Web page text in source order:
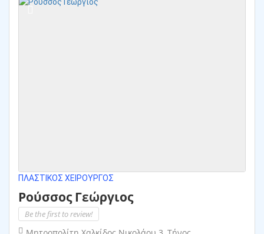
ΠΛΑΣΤΙΚΌΣ ΧΕΙΡΟΥΡΓΌΣ
Ρούσσος Γεώργιος
Be the first to review!